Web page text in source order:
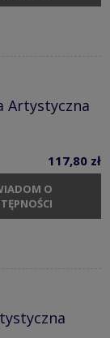
Artystyczna
117,80 zł
O